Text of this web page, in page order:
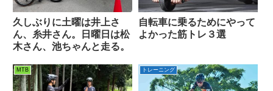
久しぶりに土曜は井上さ
ん、糸井さん。日曜日は松
木さん、池ちゃんと走る。
自転車に乗るためにやって
よかった筋トレ３選
MTB トレーニング